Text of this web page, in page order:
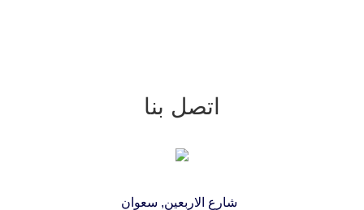
اتصل بنا
شارع الاربعين, سعوان